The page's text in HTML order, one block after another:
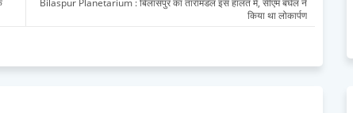
किया था लोकार्पण